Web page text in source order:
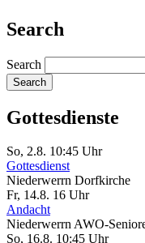
Search
Search
Gottesdienste
So, 2.8. 10:45 Uhr
Gottesdienst
Niederwerrn Dorfkirche
Fr, 14.8. 16 Uhr
Andacht
NiederwerrnAWO-
So, 16.8. 10:45 Uhr